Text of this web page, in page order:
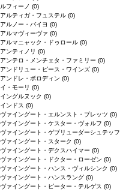
ルフィーノ (0)
アルティガ・フュステル (0)
アルノー・バイヨ (0)
アルマヴィーヴァ (0)
アルマニャック・ドゥロール (0)
アンティノリ (0)
アンテロ・メンチェタ・ファミリー (0)
アンドリュー・ピース・ワインズ (0)
アンドレ・ボロディン (0)
イ・モーリ (0)
イングルヌック (0)
インドス (0)
ヴァイングート・エルンスト・ブレッツ (0)
ヴァイングート・ケスター・ヴォルフ (0)
ヴァイングート・ゲブリューダーシュテッフ
ヴァイングート・スターク (0)
ヴァイングート・デクスハイマー (0)
ヴァイングート・ドクター・ローゼン (0)
ヴァイングート・ハンス・ヴィルシンク (0)
ヴァイングート・ハンスラング (0)
ヴァイングート・ピーター・テルゲス (0)